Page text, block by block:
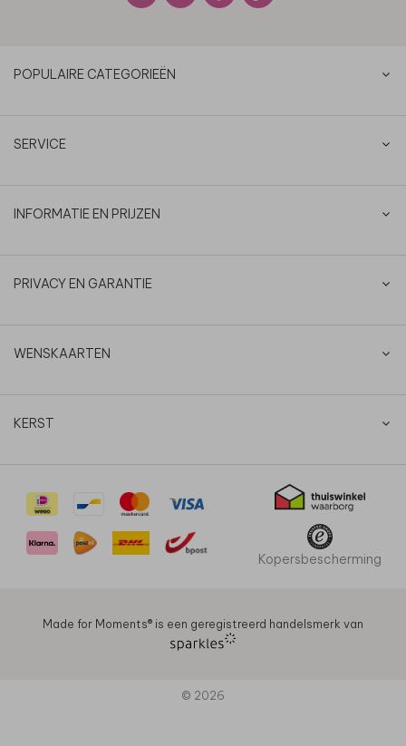
POPULAIRE CATEGORIEËN
SERVICE
INFORMATIE EN PRIJZEN
PRIVACY EN GARANTIE
WENSKAARTEN
KERST
Kopersbescherming
Made for Moments®️ is een geregistreerd handelsmerk van
© 2026